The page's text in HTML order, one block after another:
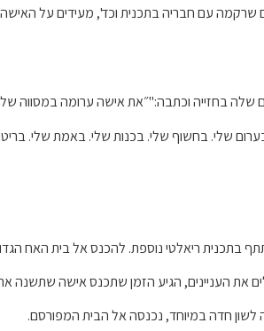
שרקמה עם חבריה בתכנית וכד', מעידים על
שלה בחזייה וכתבה:"״את אישה ערומה במסווה
שלי. בחשוף שלי. בכנות שלי. באמת שלי.
בתכנית ריאלטי נוספת. להכנס אל בית האח
את העניינים, הגיע הזמן שתכנס אישה שתשנה
חדה במיוחד, נכנסה אל הבית המפורסם.